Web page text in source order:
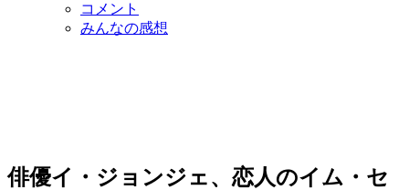
コメント
みんなの感想
俳優イ・ジョンジェ、恋人のイム・セ